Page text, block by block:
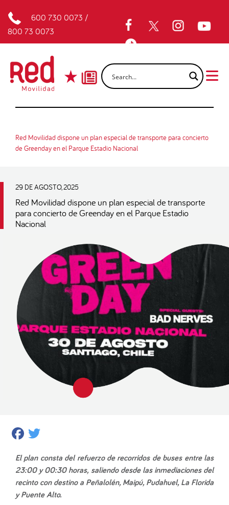
600 730 0073 /
800 73 0073
Red Movilidad dispone un plan especial de transporte para concierto
de Greenday en el Parque Estadio Nacional
29 DE AGOSTO, 2025
Red Movilidad dispone un plan especial de transporte
para concierto de Greenday en el Parque Estadio
Nacional
Facebook
El plan consta del refuerzo de recorridos de buses entre las
23:00 y 00:30 horas, saliendo desde las inmediaciones del
recinto con destino a Peñalolén, Maipú, Pudahuel, La Florida
y Puente Alto.